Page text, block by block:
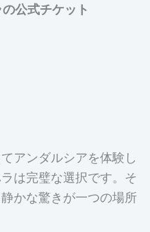
公式チケット
アンダルシアを体験し
は完璧な選択です。そ
かな驚きが一つの場所